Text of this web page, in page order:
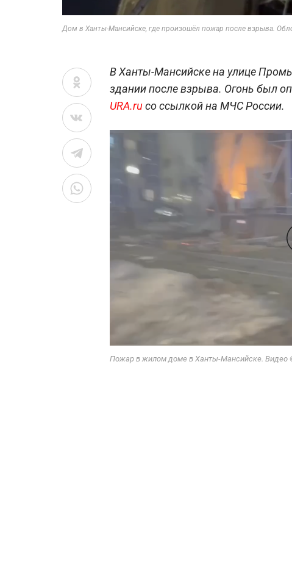
Дом в Ханты-Мансийске, где произошёл пожар после взрыва.
В Ханты-Мансийске на улице
здании после взрыва. Огонь был
URA.ruсо ссылкой на МЧС России.
Пожар в жилом доме в Ханты-Мансийске. Видео